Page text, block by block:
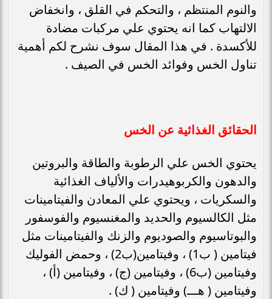
والنوم المنتظم ، والتحكم في القلق ، وانخفاض
الالتهاب كما انه يحتوي علي مركبات مضادة
للأكسدة . في هذا المقال سوف نشرح لكم أهمية
تناول الخس وفوائد الخس في الصيف .
الحقائق الغذائية عن الخس
يحتوي الخس علي الرطوبة والطاقة والبروتين
والدهون والكربوهيدرات والألياف الغذائية
والسكريات ، ويحتوي علي المعادن والفيتامينات
مثل الكالسيوم والحديد والمغنسيوم والفوسفور
والبوتاسيوم والصوديوم والزنك والفيتامينات مثل
فيتامين ( ب1) ، وفيتامين(ب2) ، وحمض الفوليك
وفيتامين (ب6) ، وفيتامين (ج) ، وفيتامين (أ) ،
وفيتامين ( هـــ) وفيتامين ( ك) .